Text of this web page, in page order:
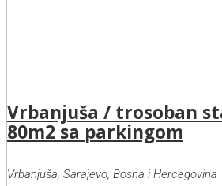
Vrbanjuša / trosoban
80m2 sa parkingom
Vrbanjuša, Sarajevo, Bosna i Hercegovina